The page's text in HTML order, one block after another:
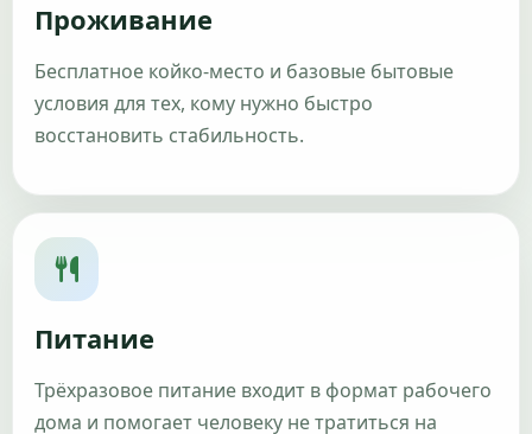
Проживание
Бесплатное койко-место и базовые бытовые
условия для тех, кому нужно быстро
восстановить стабильность.
Питание
Трёхразовое питание входит в формат рабочего
дома и помогает человеку не тратиться на